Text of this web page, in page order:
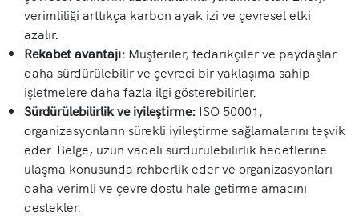
verimliliği arttıkça karbon ayak izi ve çevresel etki
azalır.
Rekabet avantajı: Müşteriler, tedarikçiler ve paydaşlar
daha sürdürülebilir ve çevreci bir yaklaşıma sahip
işletmelere daha fazla ilgi gösterebilirler.
Sürdürülebilirlik ve iyileştirme: ISO 50001,
organizasyonların sürekli iyileştirme sağlamalarını teşvik
eder. Belge, uzun vadeli sürdürülebilirlik hedeflerine
ulaşma konusunda rehberlik eder ve organizasyonları
daha verimli ve çevre dostu hale getirme amacını
destekler.